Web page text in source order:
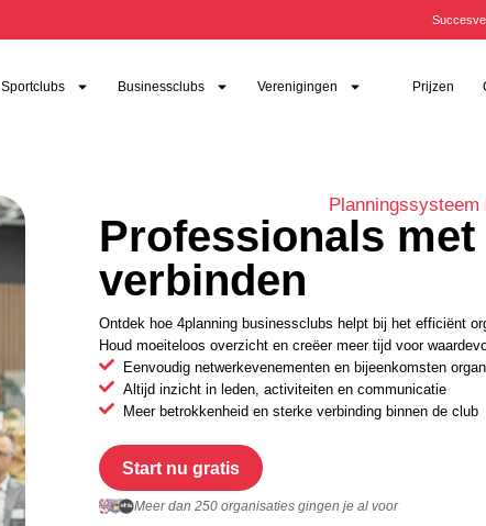
Sportclubs Businessclubs Verenigingen Prijzen
Professionals met
verbinden
Ontdek hoe 4planning businessclubs helpt bij het efficiënt
Houd moeiteloos overzicht en creëer meer tijd voor
Eenvoudig netwerkevenementen en bijeenkomsten
Altijd inzicht in leden, activiteiten en communicatie
Meer betrokkenheid en sterke verbinding binnen de club
Start nu gratis
Meer dan 250 organisaties gingen je al voor